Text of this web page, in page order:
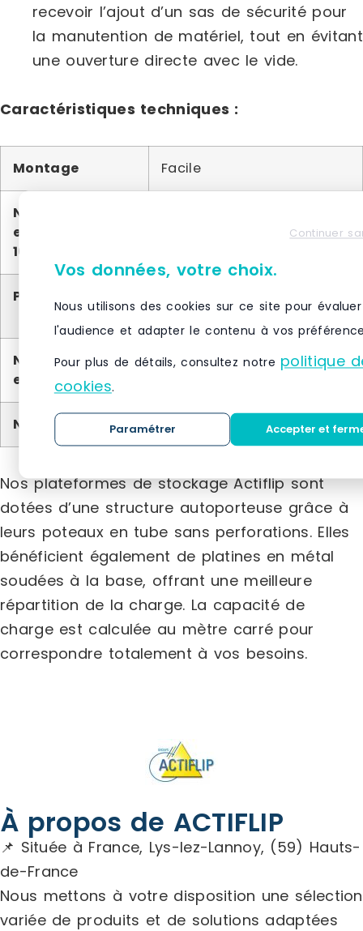
recevoir l’ajout d’un sas de sécurité pour
la manutention de matériel, tout en évitant
une ouverture directe avec le vide.
Caractéristiques techniques :
Montage Facile
Norme
européenne FEM
10.2.02
Plancher
Tôle larmée ; Bac acier
Norme
eurocodes
Eurocodes
Norme CE Norme CE
Nos plateformes de stockage Actiflip sont
dotées d’une structure autoporteuse grâce à
leurs poteaux en tube sans perforations. Elles
bénéficient également de platines en métal
soudées à la base, offrant une meilleure
répartition de la charge. La capacité de
charge est calculée au mètre carré pour
correspondre totalement à vos besoins.
À propos de ACTIFLIP
📌 Située à France, Lys-lez-Lannoy, (59) Hauts-
de-France
Nous mettons à votre disposition une sélection
variée de produits et de solutions adaptées
Continuer
Vos données, votre choix.
Nous utilisons des cookies sur ce site pour évaluer
l'audience et adapter le contenu à vos
Pour plus de détails, consultez notre politique
cookies.
Paramétrer Accepter et